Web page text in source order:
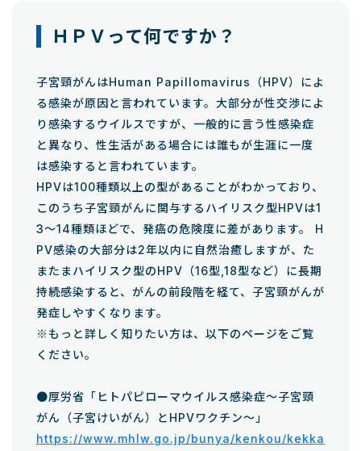
ＨＰＶって何ですか？
子宮頸がんはHuman Papillomavirus（HPV）によ
る感染が原因と言われています。大部分が性交渉によ
り感染するウイルスですが、一般的に言う性感染症
と異なり、性生活がある場合には誰もが生涯に一度
は感染すると言われています。
HPVは100種類以上の型があることがわかっており、
このうち子宮頸がんに関与するハイリスク型HPVは1
3～14種類ほどで、発癌の危険度に差があります。 H
PV感染の大部分は2年以内に自然治癒しますが、た
またまハイリスク型のHPV（16型,18型など）に長期
持続感染すると、がんの前段階を経て、子宮頸がんが
発症しやすくなります。
※もっと詳しく知りたい方は、以下のページをご覧
ください。
●厚労省「ヒトパピローマウイルス感染症～子宮頸
がん（子宮けいがん）とHPVワクチン～」
https://www.mhlw.go.jp/bunya/kenkou/kekka